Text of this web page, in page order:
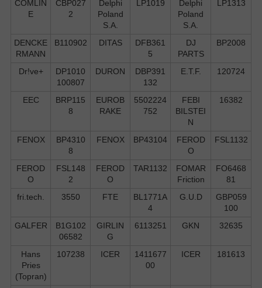
COMLIN
E
CBP027
2
Delphi
Poland
S.А.
LP1019
Delphi
Poland
S.А.
LP1313
DENCKE
RMANN
B110902 DITAS
DFB361
5
DJ
PARTS
BP2008
Dr!ve+
DP1010
100807
DURON
DBP391
132
E.T.F. 120724
EEC
BRP115
8
EUROB
RAKE
5502224
752
FEBI
BILSTEI
N
16382
FENOX
BP4310
8
FENOX BP43104
FEROD
O
FSL1132
FEROD
O
FSL148
2
FEROD
O
TAR1132
FOMAR
Friction
FO6468
81
fri.tech.
3550 FTE
BL1771A
4
G.U.D
GBP059
100
GALFER
B1G102
06582
GIRLIN
G
6113251 GKN 32635
Hans
Pries
(Topran)
107238 ICER
1411677
00
ICER 181613